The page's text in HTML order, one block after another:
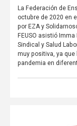
La Federación de
octubre de 2020 en
por EZA y
FEUSO asistió
Sindical y Salud
muy positiva, ya
pandemia en